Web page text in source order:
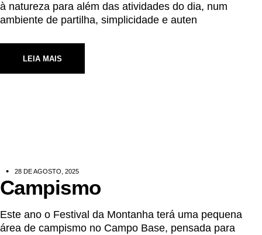
à natureza para além das atividades do dia, num
ambiente de partilha, simplicidade e auten
LEIA MAIS
28 DE AGOSTO, 2025
Campismo
Este ano o Festival da Montanha terá uma pequena
área de campismo no Campo Base, pensada para